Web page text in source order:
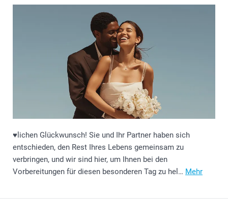
♥️lichen Glückwunsch! Sie und Ihr Partner haben sich
entschieden, den Rest Ihres Lebens gemeinsam zu
verbringen, und wir sind hier, um Ihnen bei den
Vorbereitungen für diesen besonderen Tag zu hel… Mehr